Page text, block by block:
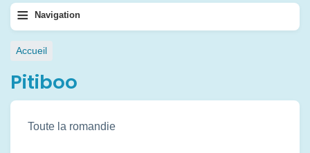
Navigation
principale
≡ Navigation
Fil
d'Ariane
Accueil
Pitiboo
Toute la romandie